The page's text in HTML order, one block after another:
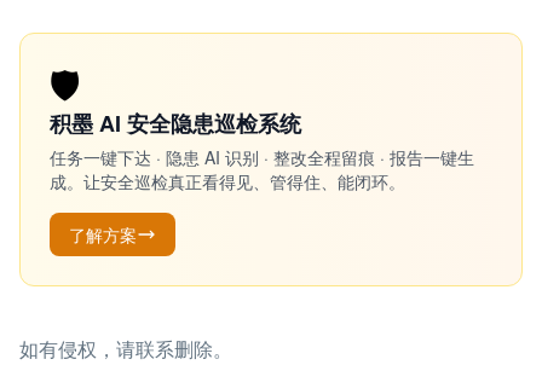
🛡️
积墨 AI 安全隐患巡检系统
任务一键下达 · 隐患 AI 识别 · 整改全程留痕 · 报告一键生
成。让安全巡检真正看得见、管得住、能闭环。
了解方案
如有侵权，请联系删除。